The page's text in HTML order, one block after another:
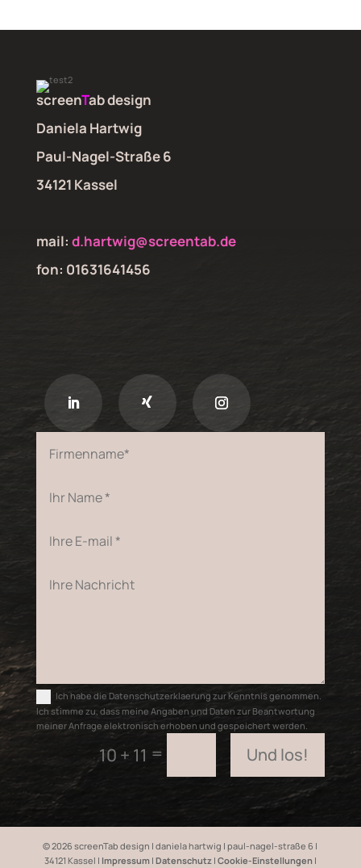
screenTab design
Daniela Hartwig
Paul-Nagel-Straße 6
34121 Kassel
mail: d.hartwig@screentab.de
fon: 01631641456
Ich habe die Datenschutzerklaerung zur Kenntnis genommen.
Ich stimme zu, dass meine Angaben und Daten zur Beantwortung
meiner Anfrage elektronisch erhoben und gespeichert werden.
10 + 11 = Und los!
©2026 screenTab design | daniela hartwig | paul-nagel-straße 6 |
34121 Kassel | Impressum| Datenschutz| Cookie-Einstellungen|